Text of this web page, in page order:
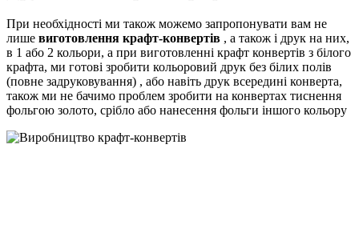
При необхідності ми також можемо запропонувати вам не
лише виготовлення крафт-конвертів , а також і друк на них,
в 1 або 2 кольори, а при виготовленні крафт конвертів з білого
крафта, ми готові зробити кольоровий друк без білих полів
(повне задруковування) , або навіть друк всередині конверта,
також ми не бачимо проблем зробити на конвертах тиснення
фольгою золото, срібло або нанесення фольги іншого кольору